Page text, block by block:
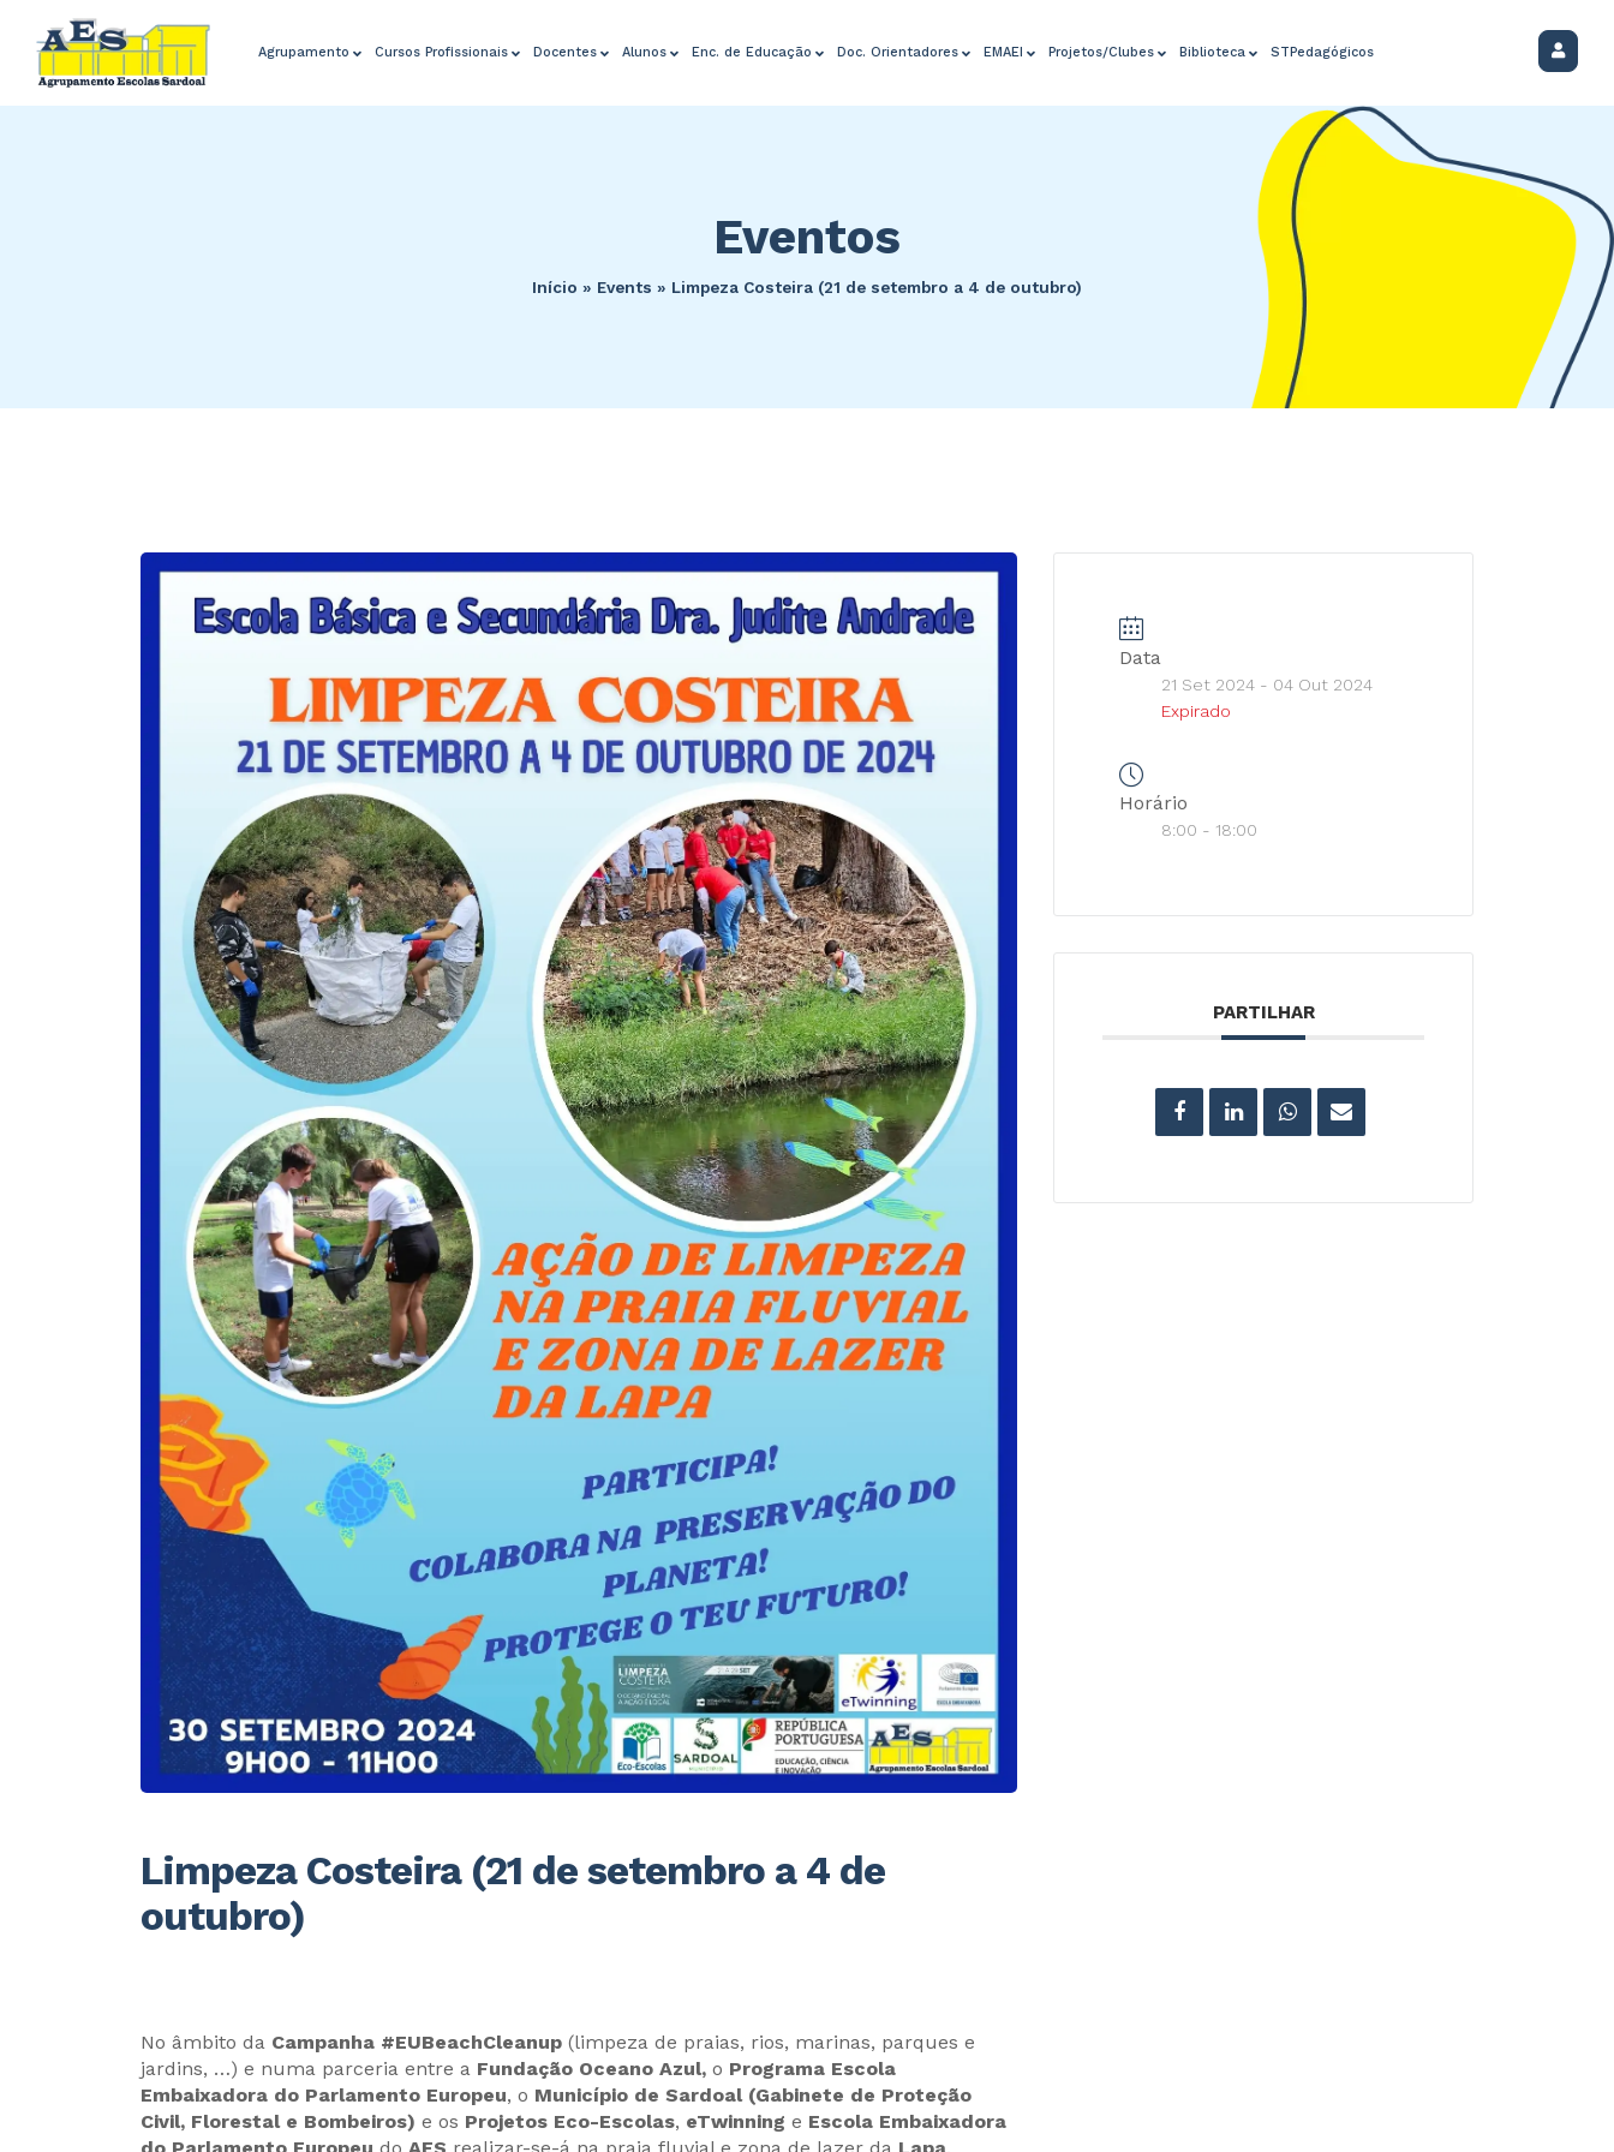
Agrupamento Cursos Profissionais Docentes Alunos Enc. de Educação Doc. Orientadores EMAEI Projetos/Clubes Biblioteca STPedagógicos
Eventos
Início » Events » Limpeza Costeira (21 de setembro a 4 de outubro)
Limpeza Costeira (21 de setembro a 4 de
outubro)
No âmbito da Campanha #EUBeachCleanup (limpeza de praias, rios, marinas, parques e
jardins, …) e numa parceria entre a Fundação Oceano Azul, o Programa Escola
Embaixadora do Parlamento Europeu, o Município de Sardoal (Gabinete de Proteção
Civil, Florestal e Bombeiros) e os Projetos Eco-Escolas, eTwinning e Escola Embaixadora
Data
21 Set 2024 - 04 Out 2024
Expirado
Horário
8:00 - 18:00
PARTILHAR